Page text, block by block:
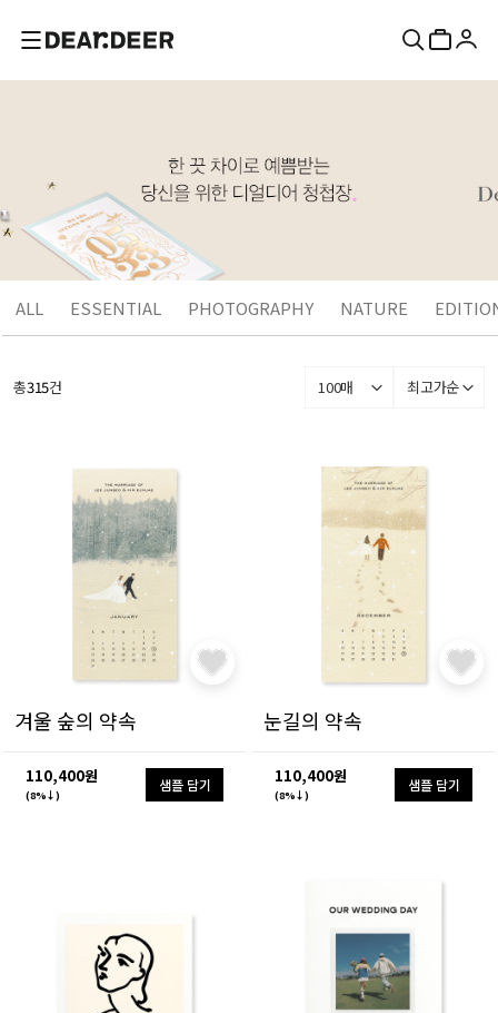
ALL ESSENTIAL PHOTOGRAPHY NATURE
총315건 100매 최고가순
겨울 숲의 약속
110,400원
(8%↓)
샘플 담기
눈길의 약속
110,400원
(8%↓)
샘플 담기